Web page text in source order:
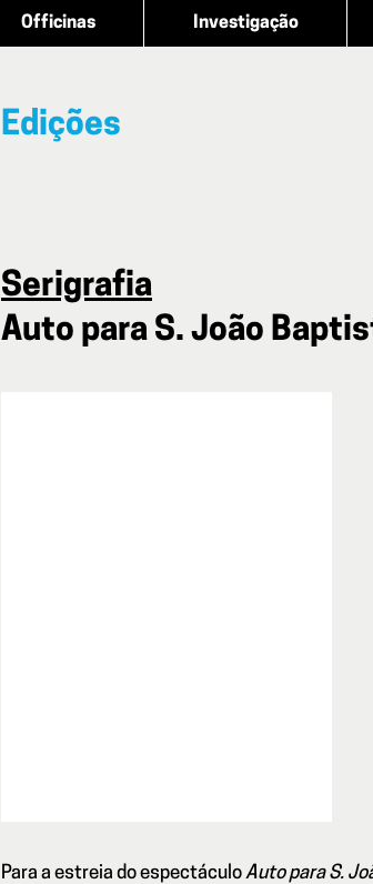
Officinas Investigação
Serigrafia
Auto para S. João
Para a estreia do espectáculoAuto para S.
Edições